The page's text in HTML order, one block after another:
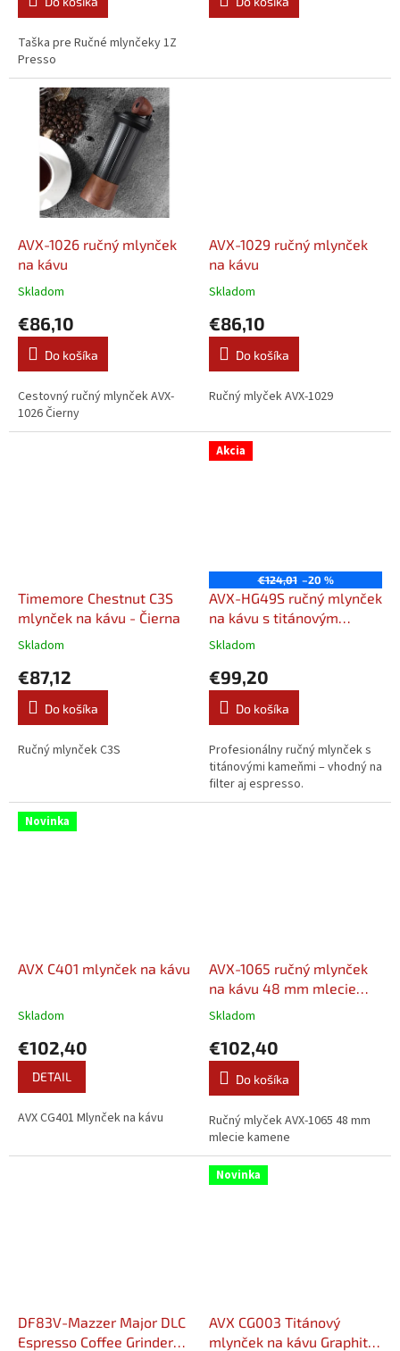
Taška pre Ručné mlynčeky 1Z
Presso
AVX-1026 ručný mlynček
na kávu
Skladom
€86,10
Do košíka
Cestovný ručný mlynček AVX-
1026 Čierny
AVX-1029 ručný mlynček
na kávu
Skladom
€86,10
Do košíka
Ručný mlyček AVX-1029
Timemore Chestnut C3S
mlynček na kávu - Čierna
Skladom
€87,12
Do košíka
Ručný mlynček C3S
Akcia
€124,01 –20 %
AVX-HG49S ručný mlynček
na kávu s titánovým
plochým mlecím
Skladom
€99,20
Do košíka
Profesionálny ručný mlynček s
titánovými kameňmi – vhodný na
filter aj espresso.
Novinka
AVX C401 mlynček na kávu
Skladom
€102,40
DETAIL
AVX CG401 Mlynček na kávu
AVX-1065 ručný mlynček
na kávu 48 mm mlecie
kamene
Skladom
€102,40
Do košíka
Ručný mlyček AVX-1065 48 mm
mlecie kamene
DF83V-Mazzer Major DLC
Espresso Coffee Grinder
Novinka
AVX CG003 Titánový
mlynček na kávu Graphite